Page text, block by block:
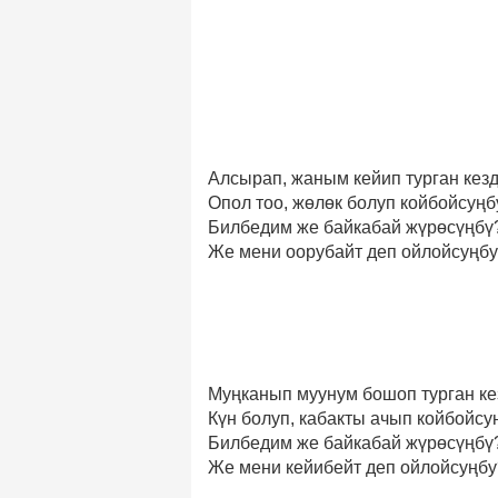
Алсырап, жаным кейип турган
Опол тоо, жөлөк болуп
Билбедим же байкабай
Же мени оорубайт деп
Муңканып муунум бошоп турган
Күн болуп, кабакты ачып
Билбедим же байкабай
Же мени кейибейт деп